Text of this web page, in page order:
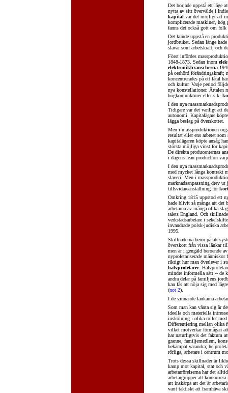
Det började uppstå ett läge
nytta av sitt övervälde i
kapital var det möjligt att
komplicerade maskiner, hög
fanns det också gott om folk
Det kunde uppstå en
jordbruket. Sedan länge
slavar som arbetskraft, och
Först infördes
1848-1873. Sedan inom
elektronikbranscherna
på oerhörd förändringskraft;
koncentrerades på ett fåtal
och kultur. Varje period
nya konstellationer. Årtalen
högkonjunkturer eller s.k.
I den nya
Tidigare var det vanligt att
autonomi. Kapitalägare
lägga beslag på överskottet.
Men i massproduktionen
resultat eller ens arbetet
kapitalägaren köpte ansåg
största möjliga vinst för
De direkta producenternas
i dagens lean production
I den nya
med mycket långa kontrakt
slaveri. Men i
marknadsanpassning drev
tillsvidareanställning för
Omkring 1815 uppstod ett
hade blivit så många att det
arbetarna av många olika
talets England. Och
verkstadsarbetare i
invandrade polsk-judiska
1995.
Skillnaderna beror på att
överskott från vissa länkar
men är i gengäld beroende
nyproletariserade människor
riktigt hur man överlever i
halvproletärer.
mindre informella sätt -- de
andra delar på familjens
kan fås att nöja sig med
(not 2).
I de vinnande länkarna
Som man kan vänta sig är
ideella och materiella
inskolning i olika roller med
Differentiering mellan olika
vilket motverkar förmågan
har naturligtvis det faktum
granne, familjemedlem,
bekämpat varandra;
rörliga, arbetare i centrum
Trots dessa skillnader är
kamp mot kapital, stat och
arbetarrörelserna har det
arbetargrupper att
att inskärpa att det är
varit taktiskt att framhäva